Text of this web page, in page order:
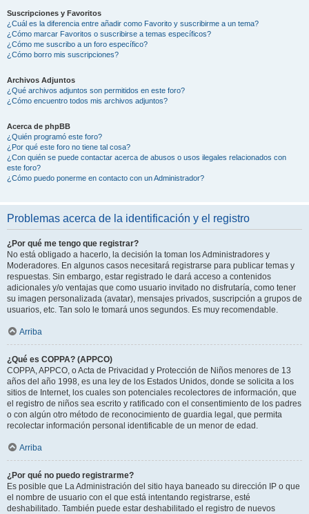
Suscripciones y Favoritos
¿Cuál es la diferencia entre añadir como Favorito y suscribirme a un tema?
¿Cómo marcar Favoritos o suscribirse a temas específicos?
¿Cómo me suscribo a un foro específico?
¿Cómo borro mis suscripciones?
Archivos Adjuntos
¿Qué archivos adjuntos son permitidos en este foro?
¿Cómo encuentro todos mis archivos adjuntos?
Acerca de phpBB
¿Quién programó este foro?
¿Por qué este foro no tiene tal cosa?
¿Con quién se puede contactar acerca de abusos o usos ilegales relacionados con
este foro?
¿Cómo puedo ponerme en contacto con un Administrador?
Problemas acerca de la identificación y el registro
¿Por qué me tengo que registrar?
No está obligado a hacerlo, la decisión la toman los Administradores y
Moderadores. En algunos casos necesitará registrarse para publicar temas y
respuestas. Sin embargo, estar registrado le dará acceso a contenidos
adicionales y/o ventajas que como usuario invitado no disfrutaría, como tener
su imagen personalizada (avatar), mensajes privados, suscripción a grupos de
usuarios, etc. Tan solo le tomará unos segundos. Es muy recomendable.
Arriba
¿Qué es COPPA? (APPCO)
COPPA, APPCO, o Acta de Privacidad y Protección de Niños menores de 13
años del año 1998, es una ley de los Estados Unidos, donde se solicita a los
sitios de Internet, los cuales son potenciales recolectores de información, que
el registro de niños sea escrito y ratificado con el consentimiento de los padres
o con algún otro método de reconocimiento de guardia legal, que permita
recolectar información personal identificable de un menor de edad.
Arriba
¿Por qué no puedo registrarme?
Es posible que La Administración del sitio haya baneado su dirección IP o que
el nombre de usuario con el que está intentando registrarse, esté
deshabilitado. También puede estar deshabilitado el registro de nuevos